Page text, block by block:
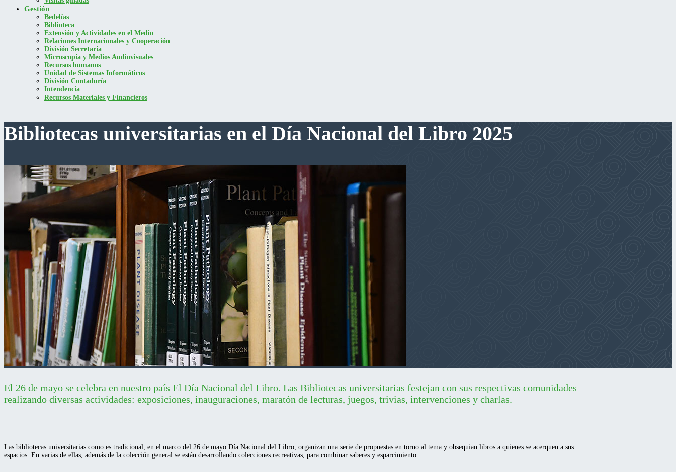
Gestión
Bedelías
Biblioteca
Extensión y Actividades en el Medio
Relaciones Internacionales y Cooperación
División Secretaría
Microscopía y Medios Audiovisuales
Recursos humanos
Unidad de Sistemas Informáticos
División Contaduría
Intendencia
Recursos Materiales y Financieros
Bibliotecas universitarias en el Día Nacional del Libro 2025
El 26 de mayo se celebra en nuestro país El Día Nacional del Libro. Las Bibliotecas universitarias festejan con sus respectivas comunidades
realizando diversas actividades: exposiciones, inauguraciones, maratón de lecturas, juegos, trivias, intervenciones y charlas.
Las bibliotecas universitarias como es tradicional, en el marco del 26 de mayo Día Nacional del Libro, organizan una serie de propuestas en torno al tema y obsequian libros a quienes se acerquen a sus
espacios. En varias de ellas, además de la colección general se están desarrollando colecciones recreativas, para combinar saberes y esparcimiento.